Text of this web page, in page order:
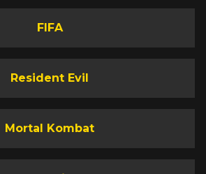
FIFA
Resident Evil
Mortal Kombat